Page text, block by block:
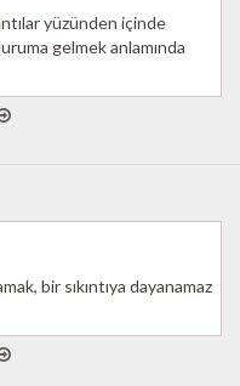
yüzünden içinde
gelmek anlamında
bir sıkıntıya dayanamaz